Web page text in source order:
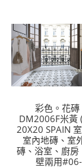
捷運： 中和
原Line已
彩色。花磚
DM2006F米黃 (
20X20 SPAIN
室內地磚、室
磚、浴室、廚房
壁兩用